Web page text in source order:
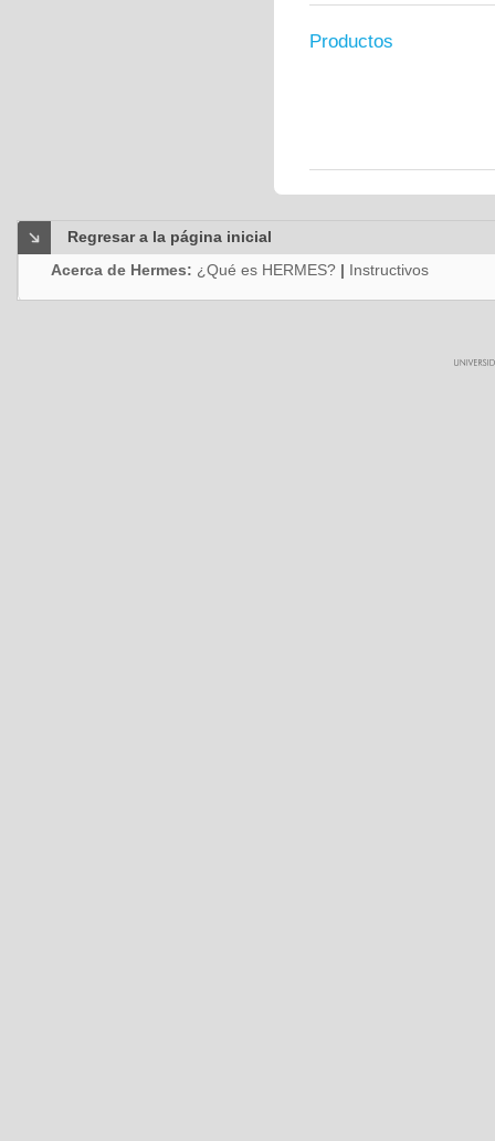
Productos
Regresar a la página inicial
Acerca de Hermes: ¿Qué es HERMES? | Instructivos